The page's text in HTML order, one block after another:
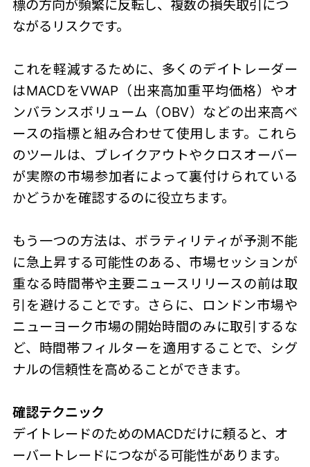
標の方向が頻繁に反転し、複数の損失取引につ
ながるリスクです。
これを軽減するために、多くのデイトレーダー
はMACDをVWAP（出来高加重平均価格）やオ
ンバランスボリューム（OBV）などの出来高ベ
ースの指標と組み合わせて使用します。これら
のツールは、ブレイクアウトやクロスオーバー
が実際の市場参加者によって裏付けられている
かどうかを確認するのに役立ちます。
もう一つの方法は、ボラティリティが予測不能
に急上昇する可能性のある、市場セッションが
重なる時間帯や主要ニュースリリースの前は取
引を避けることです。さらに、ロンドン市場や
ニューヨーク市場の開始時間のみに取引するな
ど、時間帯フィルターを適用することで、シグ
ナルの信頼性を高めることができます。
確認テクニック
デイトレードのためのMACDだけに頼ると、オ
ーバートレードにつながる可能性があります。